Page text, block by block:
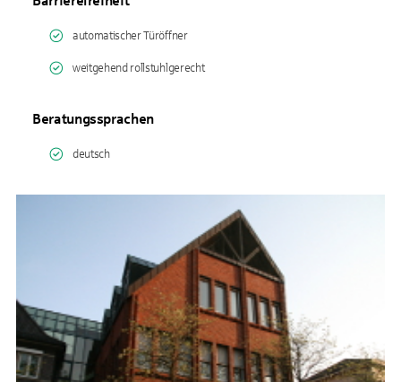
automatischer Türöffner
weitgehend rollstuhlgerecht
Beratungssprachen
deutsch